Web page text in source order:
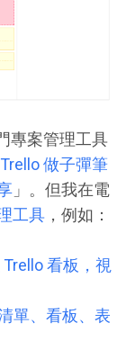
專案管理工具
做子彈筆
」。但我在電
工具 ，例如：
看板，視
單、看板、表